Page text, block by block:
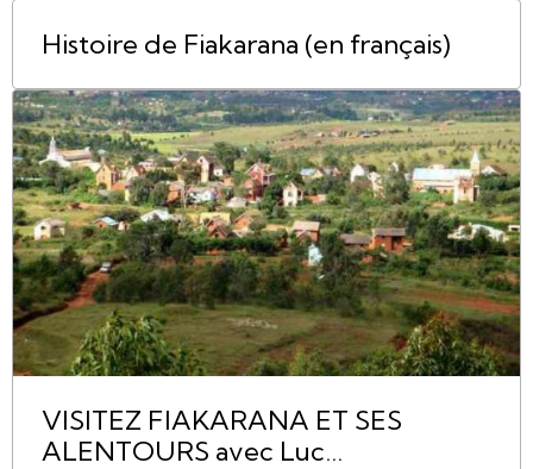
Histoire de Fiakarana (en français)
VISITEZ FIAKARANA ET SES
ALENTOURS avec Luc